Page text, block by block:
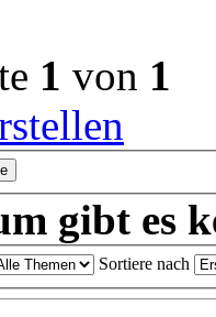
1 von 1
gibt es
Sortiere nach